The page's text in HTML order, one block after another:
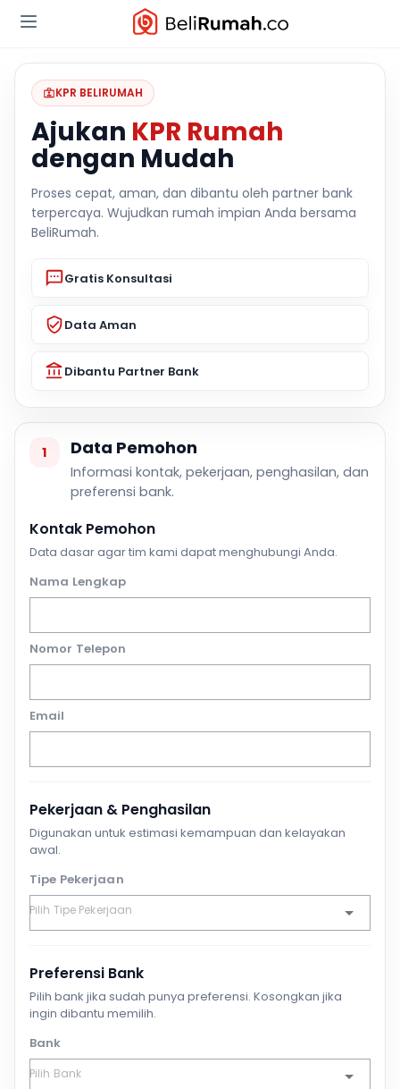
KPR BELIRUMAH
Ajukan KPR Rumah
dengan Mudah
Proses cepat, aman, dan dibantu oleh partner bank
terpercaya. Wujudkan rumah impian Anda bersama
BeliRumah.
Gratis Konsultasi
Data Aman
Dibantu Partner Bank
1 Data Pemohon
Informasi kontak, pekerjaan, penghasilan, dan
preferensi bank.
Kontak Pemohon
Data dasar agar tim kami dapat menghubungi Anda.
Nama Lengkap
Nomor Telepon
Email
Pekerjaan & Penghasilan
Digunakan untuk estimasi kemampuan dan kelayakan
awal.
Tipe Pekerjaan
Preferensi Bank
Pilih bank jika sudah punya preferensi. Kosongkan jika
ingin dibantu memilih.
Bank